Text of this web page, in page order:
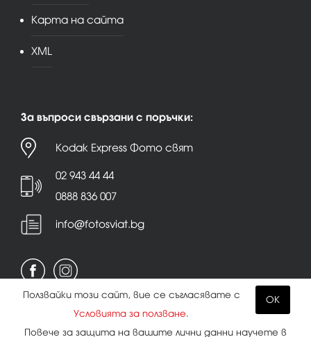
Карта на сайта
XML
За въпроси свързани с поръчки:
Kodak Express Фото свят
02 943 44 44
0888 836 007
info@fotosviat.bg
OK
Ползвайки този сайт, вие се съгласявате с
Условията за ползване.
Повече за защита на вашите лични данни научете в